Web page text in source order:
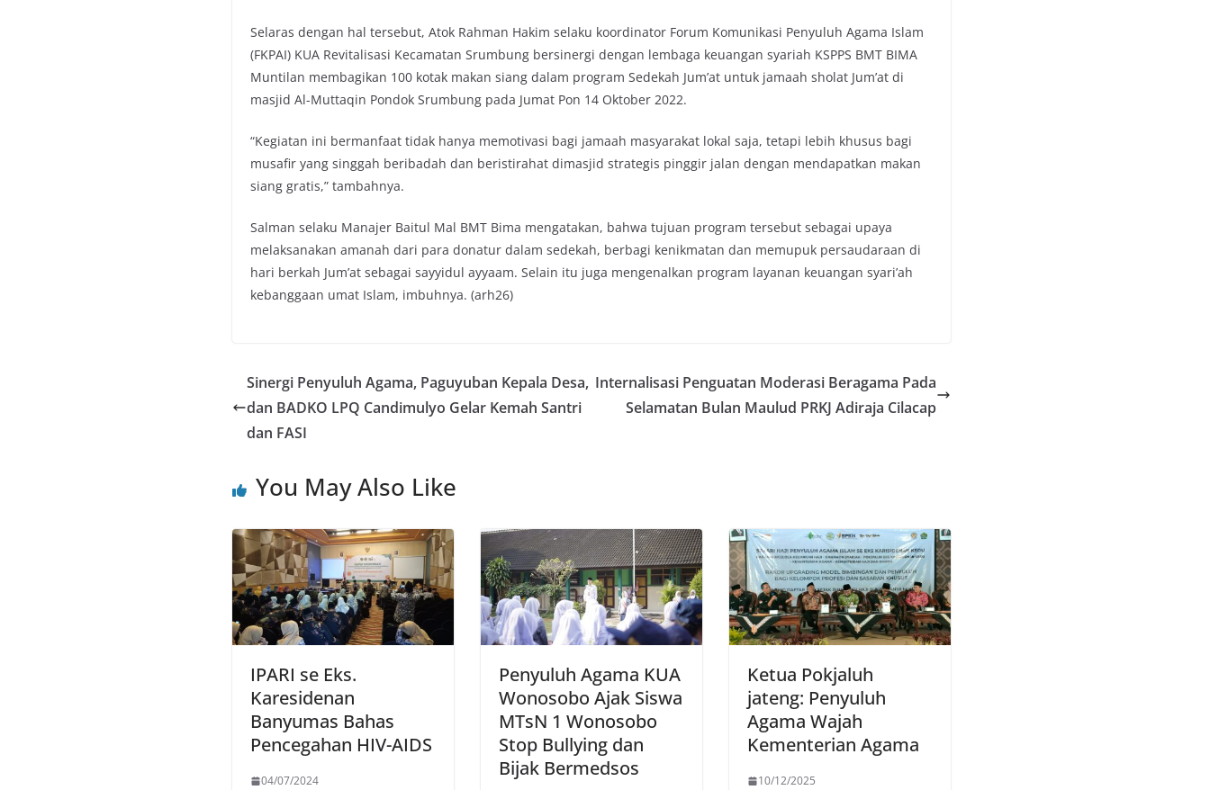
Selaras dengan hal tersebut, Atok Rahman Hakim selaku koordinator Forum Komunikasi Penyuluh Agama Islam
(FKPAI) KUA Revitalisasi Kecamatan Srumbung bersinergi dengan lembaga keuangan syariah KSPPS BMT BIMA
Muntilan membagikan 100 kotak makan siang dalam program Sedekah Jum’at untuk jamaah sholat Jum’at di
masjid Al-Muttaqin Pondok Srumbung pada Jumat Pon 14 Oktober 2022.
“Kegiatan ini bermanfaat tidak hanya memotivasi bagi jamaah masyarakat lokal saja, tetapi lebih khusus bagi
musafir yang singgah beribadah dan beristirahat dimasjid strategis pinggir jalan dengan mendapatkan makan
siang gratis,” tambahnya.
Salman selaku Manajer Baitul Mal BMT Bima mengatakan, bahwa tujuan program tersebut sebagai upaya
melaksanakan amanah dari para donatur dalam sedekah, berbagi kenikmatan dan memupuk persaudaraan di
hari berkah Jum’at sebagai sayyidul ayyaam. Selain itu juga mengenalkan program layanan keuangan syari’ah
kebanggaan umat Islam, imbuhnya. (arh26)
Sinergi Penyuluh Agama, Paguyuban Kepala Desa,
dan BADKO LPQ Candimulyo Gelar Kemah Santri
dan FASI
Internalisasi Penguatan Moderasi Beragama Pada
Selamatan Bulan Maulud PRKJ Adiraja Cilacap
You May Also Like
IPARI se Eks.
Karesidenan
Banyumas Bahas
Pencegahan HIV-AIDS
04/07/2024
Penyuluh Agama KUA
Wonosobo Ajak Siswa
MTsN 1 Wonosobo
Stop Bullying dan
Bijak Bermedsos
Ketua Pokjaluh
jateng: Penyuluh
Agama Wajah
Kementerian Agama
10/12/2025